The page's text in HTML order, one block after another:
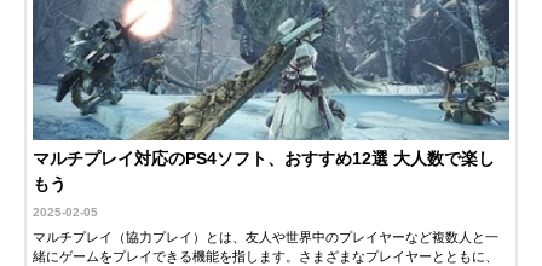
マルチプレイ対応のPS4ソフト、おすすめ12選 大人数で楽し
もう
2025-02-05
マルチプレイ（協力プレイ）とは、友人や世界中のプレイヤーなど複数人と一
緒にゲームをプレイできる機能を指します。さまざまなプレイヤーとともに、